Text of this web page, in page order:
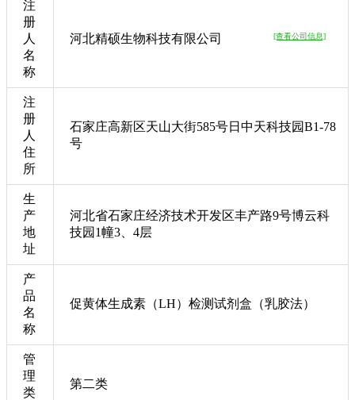
注
册
人
名
称
河北精硕生物科技有限公司 [查看公司信息]
注
册
人
住
所
石家庄高新区天山大街585号日中天科技园B1-78
号
生
产
地
址
河北省石家庄经济技术开发区丰产路9号博云科
技园1幢3、4层
产
品
名
称
促黄体生成素（LH）检测试剂盒（乳胶法）
管
理
类
第二类